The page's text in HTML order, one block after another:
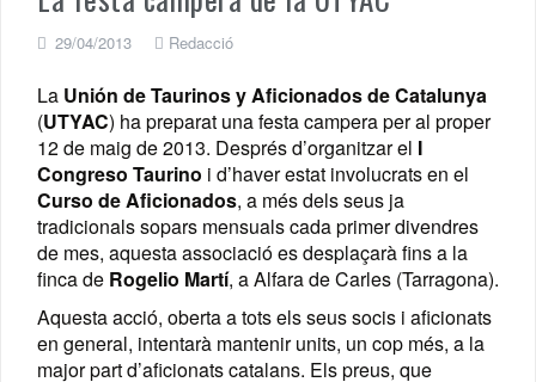
29/04/2013 Redacció
La Unión de Taurinos y Aficionados de Catalunya
(UTYAC) ha preparat una festa campera per al proper
12 de maig de 2013. Després d’organitzar el I
Congreso Taurino i d’haver estat involucrats en el
Curso de Aficionados, a més dels seus ja
tradicionals sopars mensuals cada primer divendres
de mes, aquesta associació es desplaçarà fins a la
finca de Rogelio Martí, a Alfara de Carles (Tarragona).
Aquesta acció, oberta a tots els seus socis i aficionats
en general, intentarà mantenir units, un cop més, a la
major part d’aficionats catalans. Els preus, que